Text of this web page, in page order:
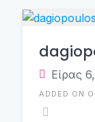
Είρας
ADDED ON